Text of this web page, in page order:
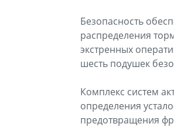
Безопасность
распределения
экстренных
шесть подушек
Комплекс систем
определения
предотвращения